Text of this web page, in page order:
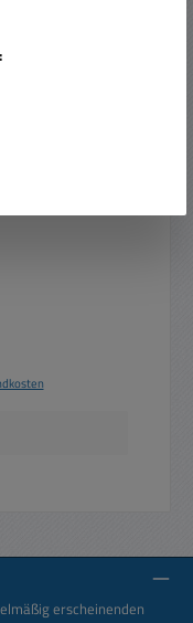
125V 15A
erscheinenden